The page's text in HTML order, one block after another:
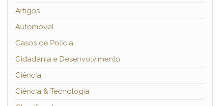
Artigos
Automóvel
Casos de Polícia
Cidadania e Desenvolvimento
Ciência
Ciência & Tecnologia